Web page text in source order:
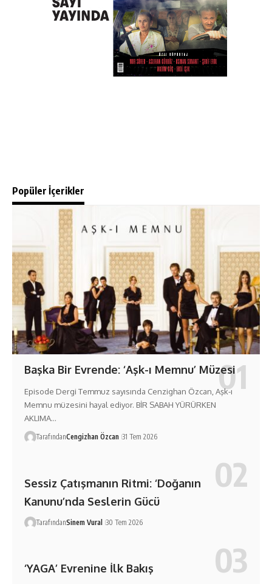
Popüler İçerikler
Başka Bir Evrende: ‘Aşk-ı Memnu’ Müzesi
Episode Dergi Temmuz sayısında Cenzighan Özcan, Aşk-ı
Memnu müzesini hayal ediyor. BİR SABAH YÜRÜRKEN
AKLIMA…
TarafındanCengizhan Özcan 31 Tem 2026
Sessiz Çatışmanın Ritmi: ‘Doğanın
Kanunu’nda Seslerin Gücü
TarafındanSinem Vural 30 Tem 2026
‘YAGA’ Evrenine İlk Bakış